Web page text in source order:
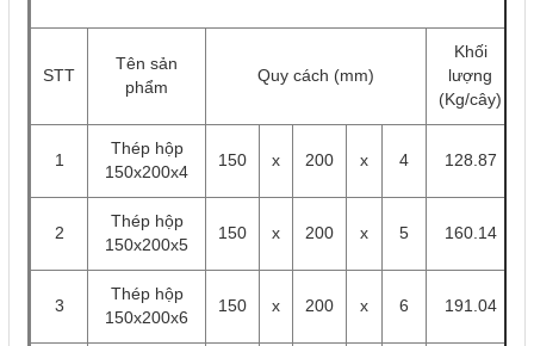
STT
Tên sản
phẩm
Quy cách (mm)
Khối
lượng
(Kg/cây)
1
Thép hộp
150x200x4
150 x 200 x 4 128.87
2
Thép hộp
150x200x5
150 x 200 x 5 160.14
3
Thép hộp
150x200x6
150 x 200 x 6 191.04